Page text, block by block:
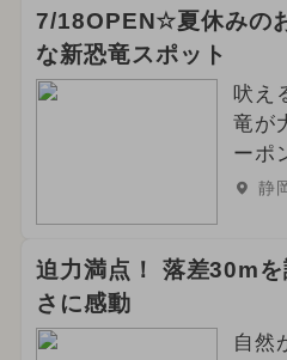
7/18OPEN☆夏休みの
な新恐竜スポット
吠え
竜が
ーポ
静
迫力満点！ 落差30m
さに感動
自然